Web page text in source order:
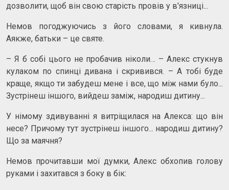
дозволити, щоб він свою старість провів у в'язниці...
Немов погоджуючись з його словами, я кивнула.
Аякже, батьки – це святе.
– Я б собі цього не пробачив ніколи… – Алекс стукнув
кулаком по спинці дивана і скривився. – А тобі буде
краще, якщо ти забудеш мене і все, що між нами було...
Зустрінеш іншого, вийдеш заміж, народиш дитину...
У німому здивуванні я витріщилася на Алекса: що він
несе? Причому тут зустрінеш іншого... народиш дитину?
Що за маячня?
Немов прочитавши мої думки, Алекс обхопив голову
руками і захитався з боку в бік: